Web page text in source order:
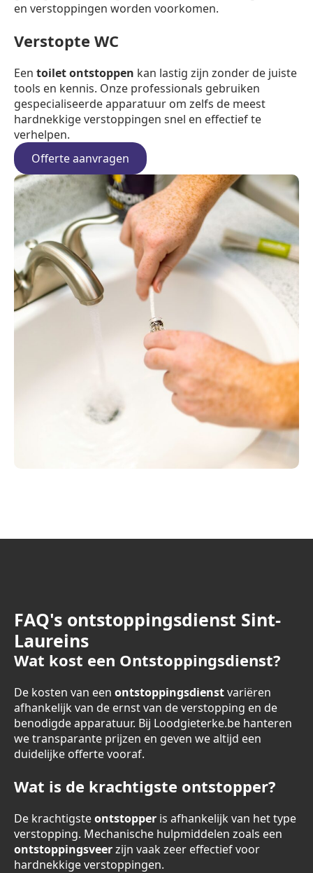
en verstoppingen worden voorkomen.
Verstopte WC
Een toilet ontstoppen kan lastig zijn zonder de juiste
tools en kennis. Onze professionals gebruiken
gespecialiseerde apparatuur om zelfs de meest
hardnekkige verstoppingen snel en effectief te
verhelpen.
Offerte aanvragen
FAQ's ontstoppingsdienst Sint-
Laureins
Wat kost een Ontstoppingsdienst?
De kosten van een ontstoppingsdienstvariëren
afhankelijk van de ernst van de verstopping en de
benodigde apparatuur. Bij Loodgieterke.be hanteren
we transparante prijzen en geven we altijd een
duidelijke offerte vooraf.
Wat is de krachtigste ontstopper?
De krachtigsteontstopper is afhankelijk van het type
verstopping. Mechanische hulpmiddelen zoals een
ontstoppingsveerzijn vaak zeer effectief voor
hardnekkige verstoppingen.